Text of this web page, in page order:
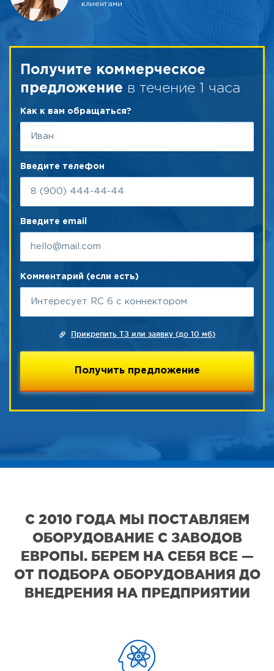
клиентами
Получите коммерческое
предложение в течение 1 часа
Как к вам обращаться?
Введите телефон
Введите email
Комментарий (если есть)
Прикрепить ТЗ или заявку (до 10 мб)
С 2010 ГОДА МЫ ПОСТАВЛЯЕМ
ОБОРУДОВАНИЕ С ЗАВОДОВ
ЕВРОПЫ. БЕРЕМ НА СЕБЯ ВСЕ —
ОТ ПОДБОРА ОБОРУДОВАНИЯ ДО
ВНЕДРЕНИЯ НА ПРЕДПРИЯТИИ